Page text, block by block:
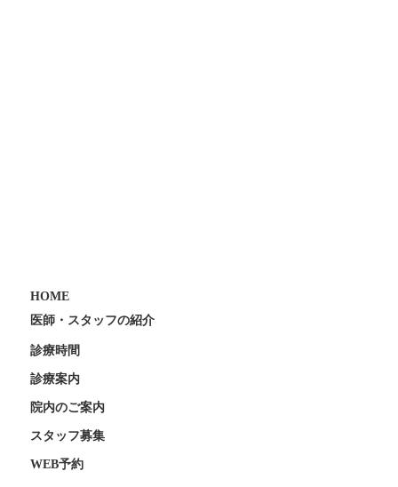
HOME
医師・スタッフの紹介
診療時間
診療案内
院内のご案内
スタッフ募集
WEB予約